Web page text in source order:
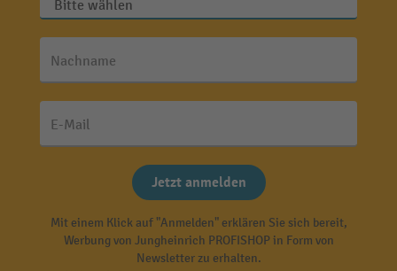
Nachname
E-Mail
Jetzt anmelden
Mit einem Klick auf "Anmelden" erklären Sie sich bereit,
Werbung von Jungheinrich PROFISHOP in Form von
Newsletter zu erhalten.